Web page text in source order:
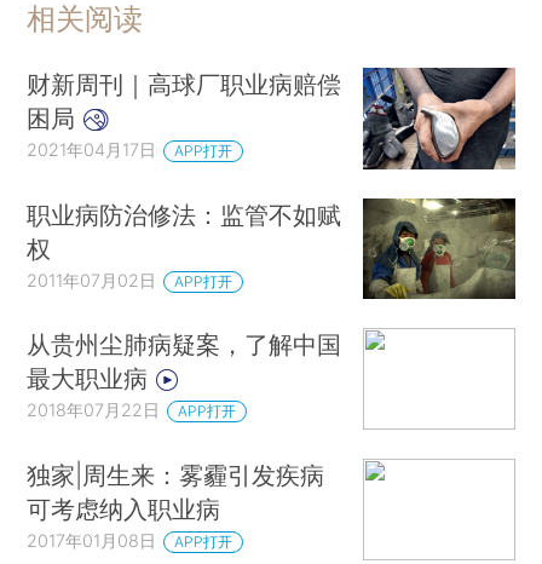
相关阅读
财新周刊｜高球厂职业病赔偿
困局
2021年04月17日 APP打开
职业病防治修法：监管不如赋
权
2011年07月02日 APP打开
从贵州尘肺病疑案，了解中国
最大职业病
2018年07月22日 APP打开
独家|周生来：雾霾引发疾病
可考虑纳入职业病
2017年01月08日 APP打开